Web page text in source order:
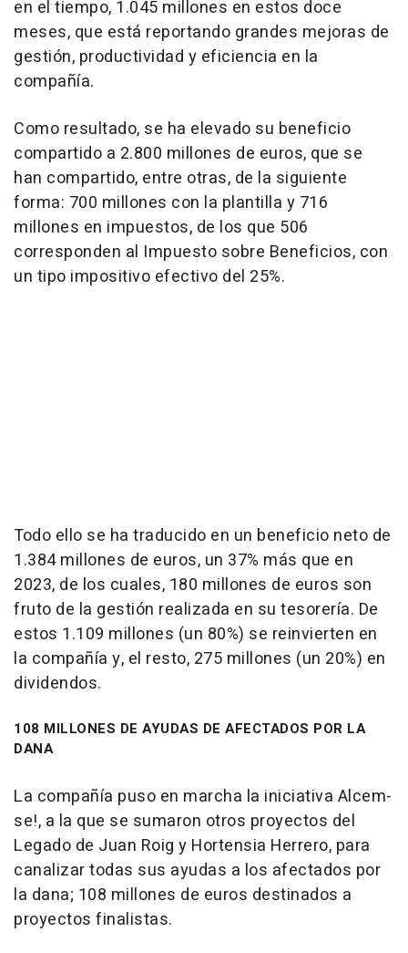
en el tiempo, 1.045 millones en estos doce
meses, que está reportando grandes mejoras de
gestión, productividad y eficiencia en la
compañía.
Como resultado, se ha elevado su beneficio
compartido a 2.800 millones de euros, que se
han compartido, entre otras, de la siguiente
forma: 700 millones con la plantilla y 716
millones en impuestos, de los que 506
corresponden al Impuesto sobre Beneficios, con
un tipo impositivo efectivo del 25%.
Todo ello se ha traducido en un beneficio neto de
1.384 millones de euros, un 37% más que en
2023, de los cuales, 180 millones de euros son
fruto de la gestión realizada en su tesorería. De
estos 1.109 millones (un 80%) se reinvierten en
la compañía y, el resto, 275 millones (un 20%) en
dividendos.
108 MILLONES DE AYUDAS DE AFECTADOS POR LA
DANA
La compañía puso en marcha la iniciativa Alcem-
se!, a la que se sumaron otros proyectos del
Legado de Juan Roig y Hortensia Herrero, para
canalizar todas sus ayudas a los afectados por
la dana; 108 millones de euros destinados a
proyectos finalistas.